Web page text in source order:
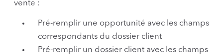
vente :
Pré-remplir une opportunité avec les champs
correspondants du dossier client
Pré-remplir un dossier client avec les champs